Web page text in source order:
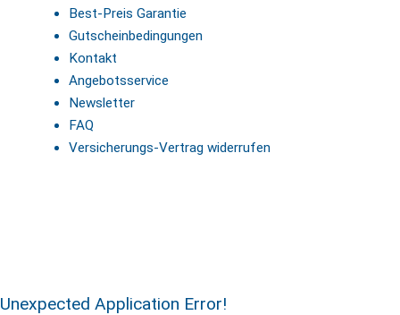
Best-Preis Garantie
Gutscheinbedingungen
Kontakt
Angebotsservice
Newsletter
FAQ
Versicherungs-Vertrag widerrufen
Unexpected Application Error!